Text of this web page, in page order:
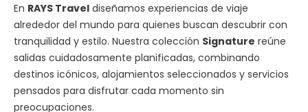
En RAYS Travel diseñamos experiencias de viaje
alrededor del mundo para quienes buscan descubrir con
tranquilidad y estilo. Nuestra colección Signature reúne
salidas cuidadosamente planificadas, combinando
destinos icónicos, alojamientos seleccionados y servicios
pensados para disfrutar cada momento sin
preocupaciones.